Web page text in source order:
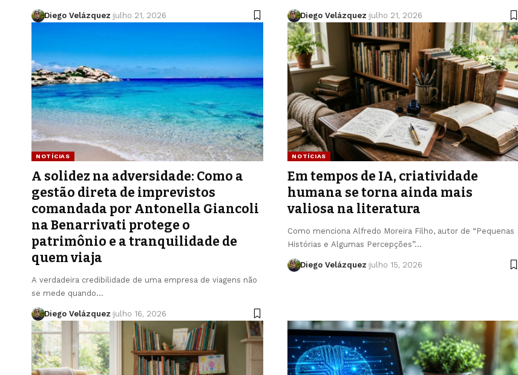
Diego Velázquez julho 21, 2026 Diego Velázquez julho 21, 2026
NOTÍCIAS
A solidez na adversidade: Como a
gestão direta de imprevistos
comandada por Antonella Giancoli
na Benarrivati protege o
patrimônio e a tranquilidade de
quem viaja
A verdadeira credibilidade de uma empresa de viagens não
se mede quando…
Diego Velázquez julho 16, 2026
NOTÍCIAS
Em tempos de IA, criatividade
humana se torna ainda mais
valiosa na literatura
Como menciona Alfredo Moreira Filho, autor de “Pequenas
Histórias e Algumas Percepções”…
Diego Velázquez julho 15, 2026